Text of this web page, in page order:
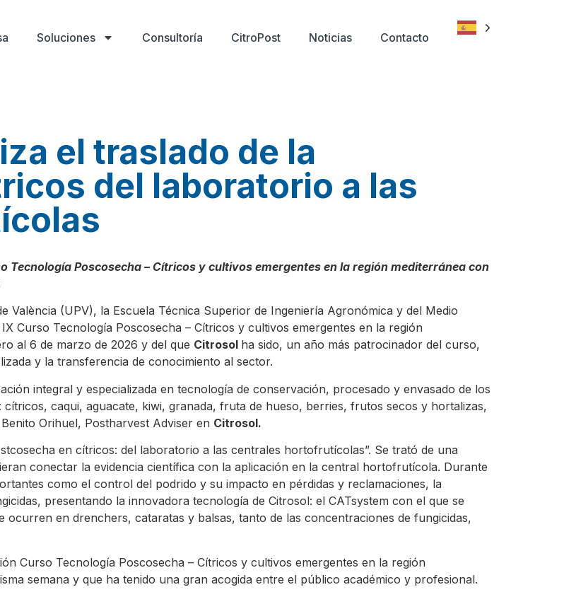
Soluciones Consultoría CitroPost Noticias Contacto
el traslado de la
del laboratorio a las
Poscosecha – Cítricos y cultivos emergentes en la región mediterránea con
València (UPV), la Escuela Técnica Superior de Ingeniería Agronómica y del Medio
Curso Tecnología Poscosecha – Cítricos y cultivos emergentes en la región
al 6 de marzo de 2026 y del que Citrosol ha sido, un año más patrocinador del curso,
y la transferencia de conocimiento al sector.
integral y especializada en tecnología de conservación, procesado y envasado de los
caqui, aguacate, kiwi, granada, fruta de hueso, berries, frutos secos y hortalizas,
Orihuel, Postharvest Adviser en Citrosol.
en cítricos: del laboratorio a las centrales hortofrutícolas”. Se trató de una
conectar la evidencia científica con la aplicación en la central hortofrutícola. Durante
como el control del podrido y su impacto en pérdidas y reclamaciones, la
presentando la innovadora tecnología de Citrosol: el CATsystem con el que se
en drenchers, cataratas y balsas, tanto de las concentraciones de fungicidas,
Curso Tecnología Poscosecha – Cítricos y cultivos emergentes en la región
semana y que ha tenido una gran acogida entre el público académico y profesional.